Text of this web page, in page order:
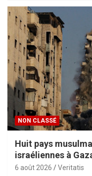
NON CLASSÉ
Huit pays
israéliennes à
6 août 2026 Veritatis